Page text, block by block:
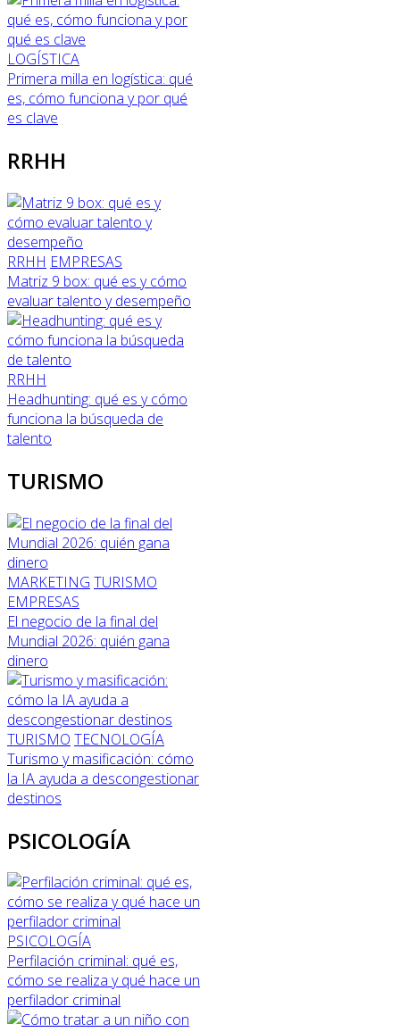
LOGÍSTICA
Primera milla en logística: qué
es, cómo funciona y por qué
es clave
RRHH
RRHH EMPRESAS
Matriz 9 box: qué es y cómo
evaluar talento y desempeño
RRHH
Headhunting: qué es y cómo
funciona la búsqueda de
talento
TURISMO
MARKETING TURISMO
EMPRESAS
El negocio de la final del
Mundial 2026: quién gana
dinero
TURISMO TECNOLOGÍA
Turismo y masificación: cómo
la IA ayuda a descongestionar
destinos
PSICOLOGÍA
PSICOLOGÍA
Perfilación criminal: qué es,
cómo se realiza y qué hace un
perfilador criminal